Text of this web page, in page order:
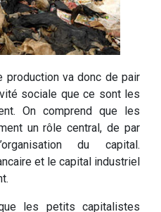
production va donc de pair
sociale que ce sont les
On comprend que les
un rôle central, de par
du capital.
et le capital industriel
les petits capitalistes